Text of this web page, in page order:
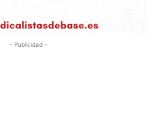
- Publicidad -